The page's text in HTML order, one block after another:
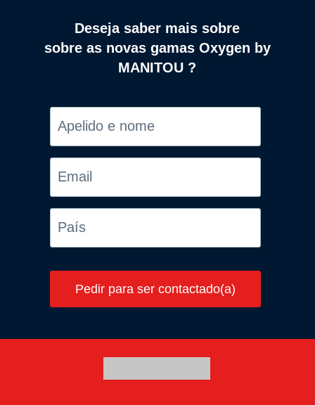
Deseja saber mais sobre
sobre as novas gamas Oxygen by
MANITOU ?
Pedir para ser contactado(a)